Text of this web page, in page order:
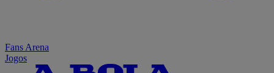
Fans Arena
Jogos